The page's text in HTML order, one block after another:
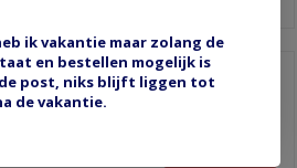
0,5 mm2 bruin
A 200°C
ik vakantie maar zolang de
en bestellen mogelijk is
post, niks blijft liggen tot
de vakantie.